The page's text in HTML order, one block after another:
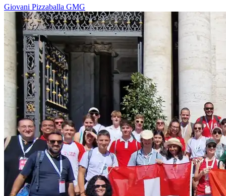
Giovani Pizzaballa GMG